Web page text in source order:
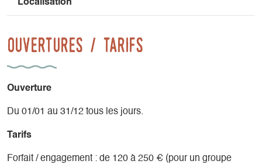
Localisation
Ouvertures / tarifs
Ouverture
Du 01/01 au 31/12 tous les jours.
Tarifs
Forfait / engagement : de 120 à 250 € (pour un groupe